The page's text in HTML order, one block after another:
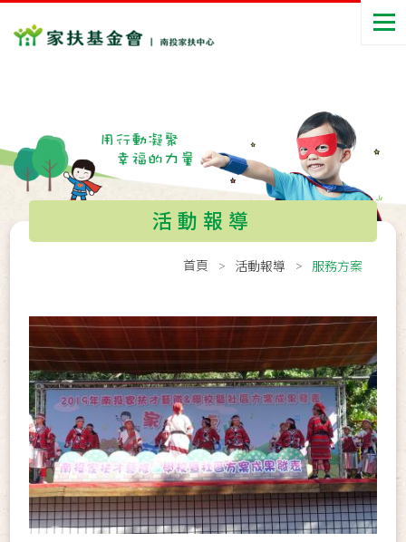
活動報導
首頁 活動報導 服務方案